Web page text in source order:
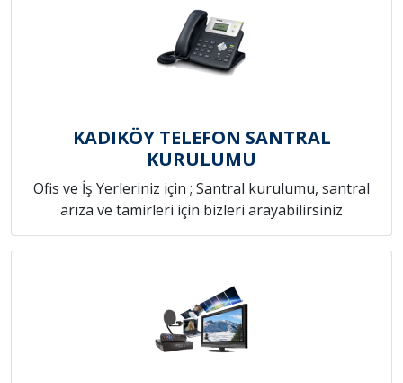
KADIKÖY TELEFON SANTRAL
KURULUMU
Ofis ve İş Yerleriniz için ; Santral kurulumu, santral
arıza ve tamirleri için bizleri arayabilirsiniz